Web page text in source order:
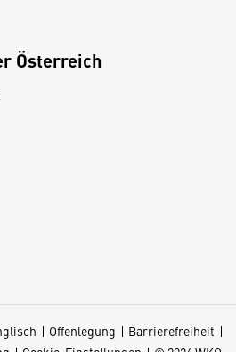
Österreich
Offenlegung
Barrierefreiheit